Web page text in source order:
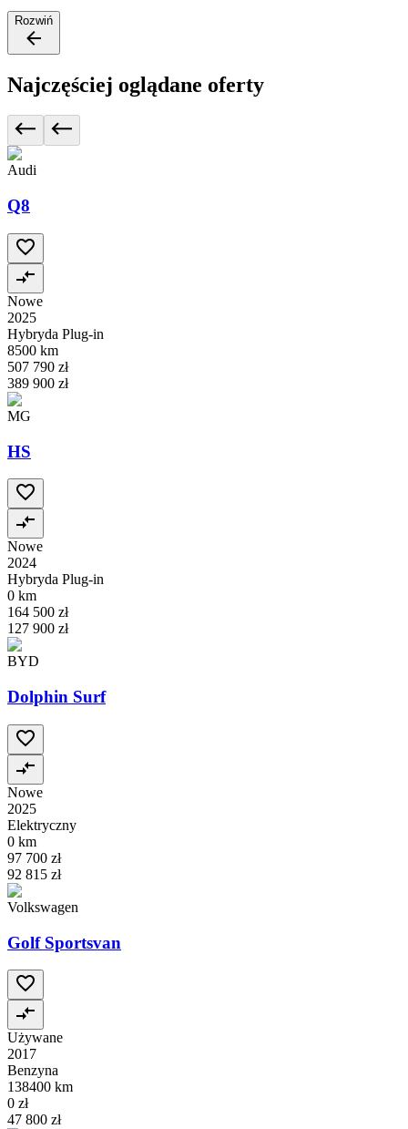
Rozwiń
Najczęściej oglądane oferty
Audi
Q8
Nowe
2025
Hybryda Plug-in
8500 km
507 790 zł
389 900 zł
MG
HS
Nowe
2024
Hybryda Plug-in
0 km
164 500 zł
127 900 zł
BYD
Dolphin Surf
Nowe
2025
Elektryczny
0 km
97 700 zł
92 815 zł
Volkswagen
Golf Sportsvan
Używane
2017
Benzyna
138400 km
0 zł
47 800 zł